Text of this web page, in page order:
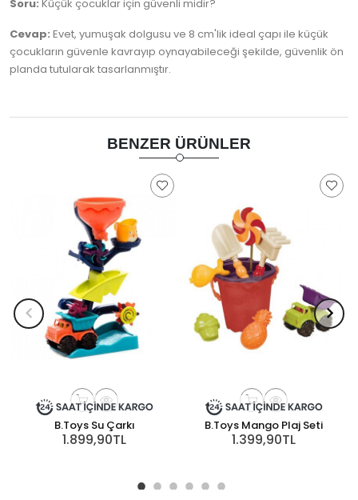
Soru: Küçük çocuklar için güvenli midir?
Cevap: Evet, yumuşak dolgusu ve 8 cm'lik ideal çapı ile küçük
çocukların güvenle kavrayıp oynayabileceği şekilde, güvenlik ön
planda tutularak tasarlanmıştır.
BENZER ÜRÜNLER
B.Toys Su Çarkı
1.899,90TL
B.Toys Mango Plaj Seti
1.399,90TL